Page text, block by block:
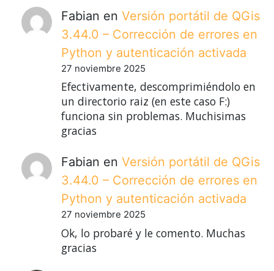
Fabian en Versión portátil de QGis
3.44.0 – Corrección de errores en
Python y autenticación activada
27 noviembre 2025
Efectivamente, descomprimiéndolo en
un directorio raiz (en este caso F:)
funciona sin problemas. Muchisimas
gracias
Fabian en Versión portátil de QGis
3.44.0 – Corrección de errores en
Python y autenticación activada
27 noviembre 2025
Ok, lo probaré y le comento. Muchas
gracias